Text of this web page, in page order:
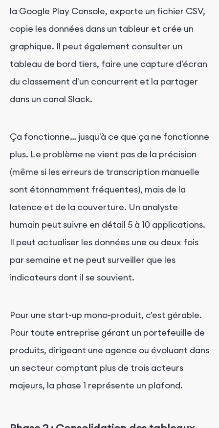
la Google Play Console, exporte un fichier CSV,
copie les données dans un tableur et crée un
graphique. Il peut également consulter un
tableau de bord tiers, faire une capture d'écran
du classement d'un concurrent et la partager
dans un canal Slack.
Ça fonctionne… jusqu'à ce que ça ne fonctionne
plus. Le problème ne vient pas de la précision
(même si les erreurs de transcription manuelle
sont étonnamment fréquentes), mais de la
latence et de la couverture. Un analyste
humain peut suivre en détail 5 à 10 applications.
Il peut actualiser les données une ou deux fois
par semaine et ne peut surveiller que les
indicateurs dont il se souvient.
Pour une start-up mono-produit, c'est gérable.
Pour toute entreprise gérant un portefeuille de
produits, dirigeant une agence ou évoluant dans
un secteur comptant plus de trois acteurs
majeurs, la phase 1 représente un plafond.